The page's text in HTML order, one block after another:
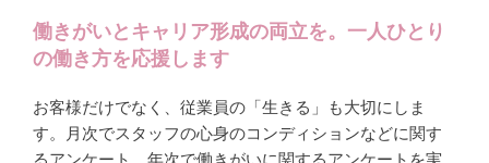
働きがいとキャリア形成の両立を。一人ひとり
の働き方を応援します
お客様だけでなく、従業員の「生きる」も大切にしま
す。月次でスタッフの心身のコンディションなどに関す